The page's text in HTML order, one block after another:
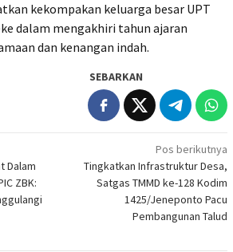
kekompakan keluarga besar UPT
dalam mengakhiri tahun ajaran
dan kenangan indah.
SEBARKAN
Dalam
ZBK:
Pos berikutnya
Tingkatkan Infrastruktur Desa,
Satgas TMMD ke-128 Kodim
1425/Jeneponto Pacu
Pembangunan Talud